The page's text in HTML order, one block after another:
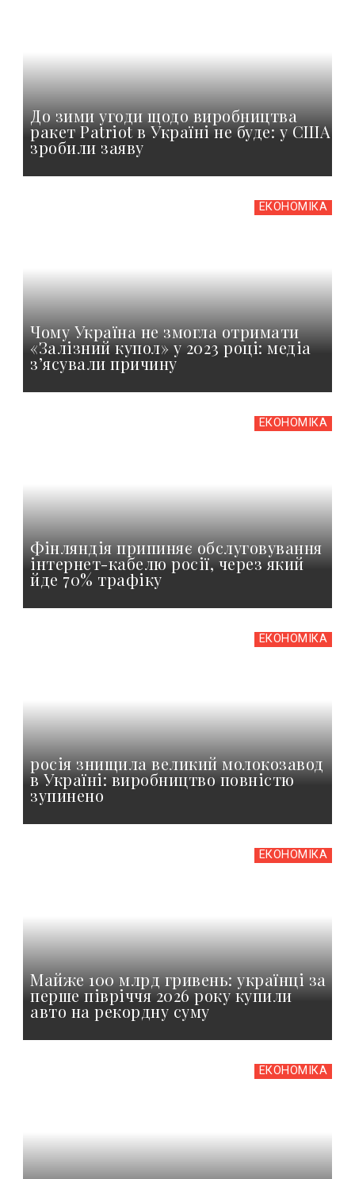
До зими угоди щодо виробництва
ракет Patriot в Україні не буде: у США
зробили заяву
ЕКОНОМІКА
Чому Україна не змогла отримати
«Залізний купол» у 2023 році: медіа
з’ясували причину
ЕКОНОМІКА
Фінляндія припиняє обслуговування
інтернет-кабелю росії, через який
йде 70% трафіку
ЕКОНОМІКА
росія знищила великий молокозавод
в Україні: виробництво повністю
зупинено
ЕКОНОМІКА
Майже 100 млрд гривень: українці за
перше півріччя 2026 року купили
авто на рекордну суму
ЕКОНОМІКА